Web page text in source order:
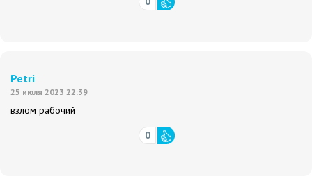
Petri
25 июля 2023 22:39
взлом рабочий
0